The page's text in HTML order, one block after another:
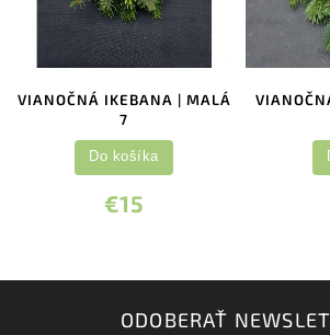
VIANOČNÁ IKEBANA | MALÁ
7
€15
Do košíka
ODOBERAŤ